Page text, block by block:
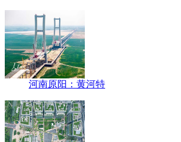
河南原阳：黄河特